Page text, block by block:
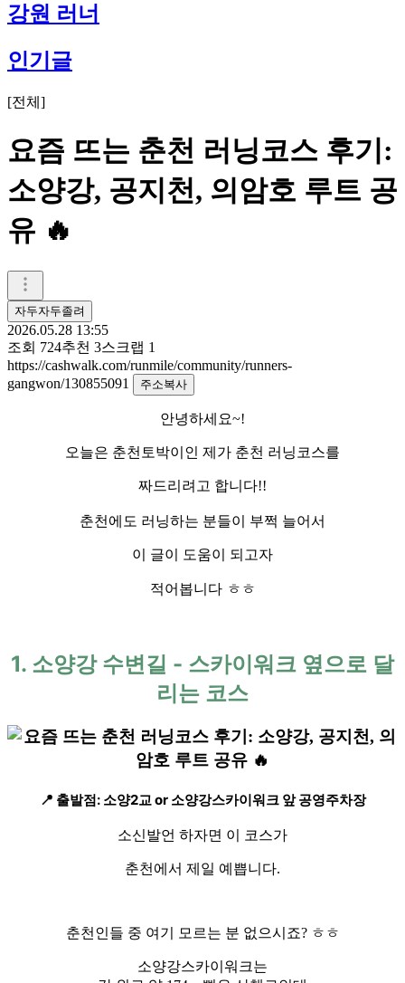
강원 러너
인기글
[전체 ]
요즘 뜨는 춘천 러닝코스 후기:
소양강, 공지천, 의암호 루트 공
유 🔥
자두자두졸려
2026.05.28 13:55
조회 724추천 3스크랩 1
https://cashwalk.com/runmile/community/runners-
gangwon/130855091
주소복사
안녕하세요~!
오늘은 춘천토박이인 제가 춘천 러닝코스를
짜드리려고 합니다!!
춘천에도 러닝하는 분들이 부쩍 늘어서
이 글이 도움이 되고자
적어봅니다 ㅎㅎ
1. 소양강 수변길 - 스카이워크 옆으로 달
리는 코스
📍 출발점: 소양2교 or 소양강스카이워크 앞 공영주차장
소신발언 하자면 이 코스가
춘천에서 제일 예쁩니다.
춘천인들 중 여기 모르는 분 없으시죠? ㅎㅎ
소양강스카이워크는